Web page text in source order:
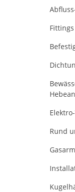
Fittings
Rund